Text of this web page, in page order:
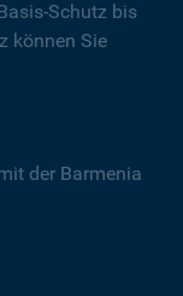
Schutz bis
können Sie
der Barmenia